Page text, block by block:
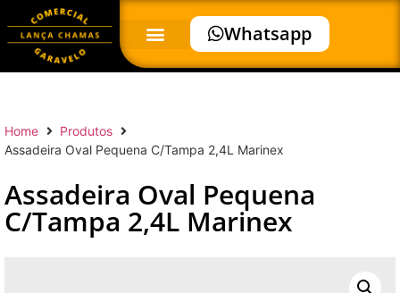
Whatsapp
Home
Produtos
Assadeira Oval Pequena C/Tampa 2,4L Marinex
Assadeira Oval Pequena
C/Tampa 2,4L Marinex